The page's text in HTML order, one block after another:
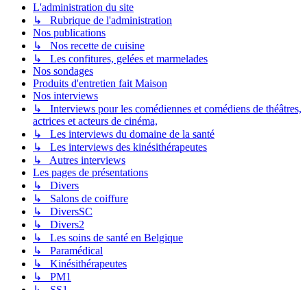
L'administration du site
↳ Rubrique de l'administration
Nos publications
↳ Nos recette de cuisine
↳ Les confitures, gelées et marmelades
Nos sondages
Produits d'entretien fait Maison
Nos interviews
↳ Interviews pour les comédiennes et comédiens de théâtres,
actrices et acteurs de cinéma,
↳ Les interviews du domaine de la santé
↳ Les interviews des kinésithérapeutes
↳ Autres interviews
Les pages de présentations
↳ Divers
↳ Salons de coiffure
↳ DiversSC
↳ Divers2
↳ Les soins de santé en Belgique
↳ Paramédical
↳ Kinésithérapeutes
↳ PM1